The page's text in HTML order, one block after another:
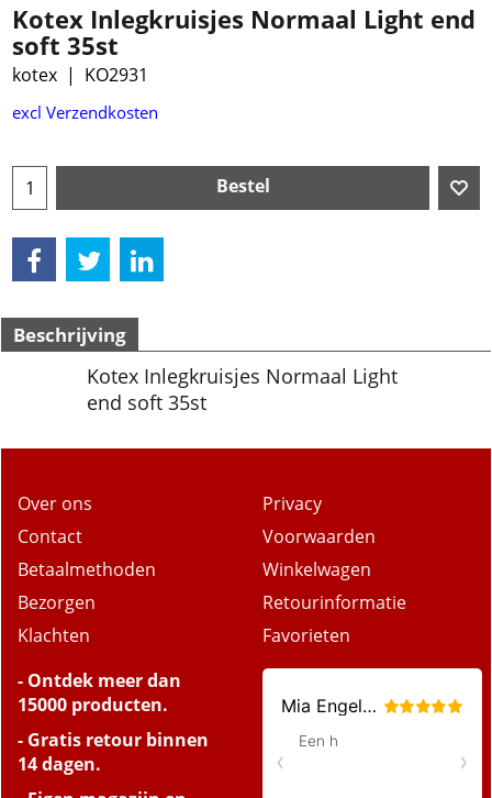
Kotex Inlegkruisjes Normaal Light end
soft 35st
kotex KO2931
excl Verzendkosten
Bestel
Beschrijving
Kotex Inlegkruisjes Normaal Light
end soft 35st
Over ons
Contact
Betaalmethoden
Bezorgen
Klachten
Privacy
Voorwaarden
Winkelwagen
Retourinformatie
Favorieten
- Ontdek meer dan
15000 producten.
- Gratis retour binnen
14 dagen.